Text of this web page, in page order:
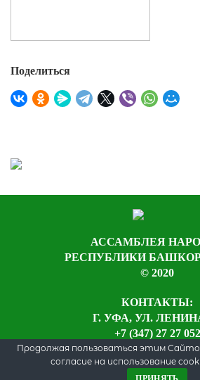
Поделиться
АССАМБЛЕЯ
РЕСПУБЛИКИ
© 2020
КОНТАКТЫ:
Г. УФА, УЛ.
+7 (347) 27 27 052
Продолжая пользоваться этим
согласие на использование